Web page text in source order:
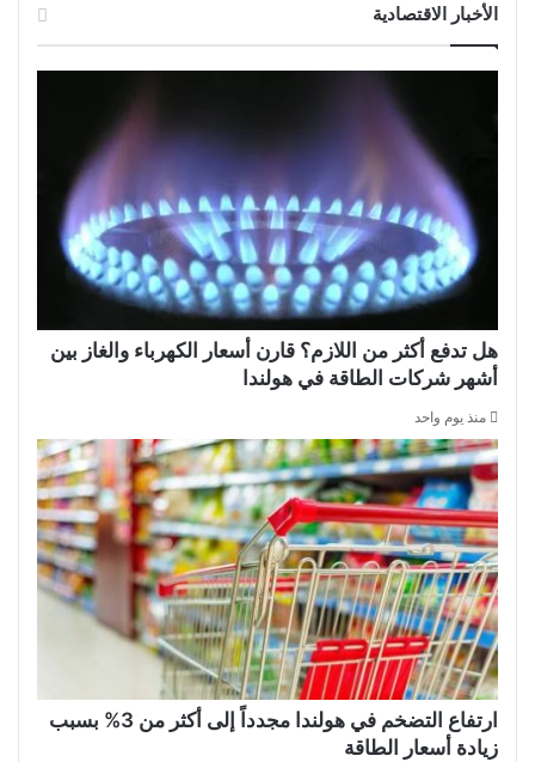
الأخبار الاقتصادية
هل تدفع أكثر من اللازم؟ قارن أسعار الكهرباء والغاز بين
أشهر شركات الطاقة في هولندا
منذ يوم واحد
ارتفاع التضخم في هولندا مجدداً إلى أكثر من 3% بسبب
زيادة أسعار الطاقة